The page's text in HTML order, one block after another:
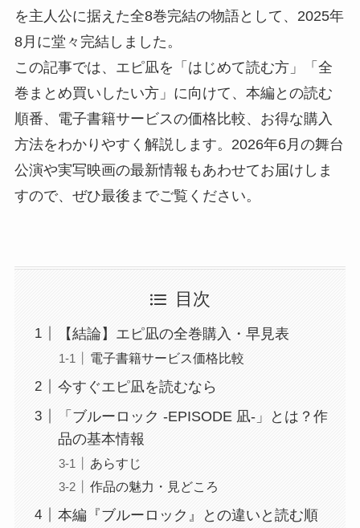
を主人公に据えた全8巻完結の物語として、2025年
8月に堂々完結しました。
この記事では、エピ凪を「はじめて読む方」「全
巻まとめ買いしたい方」に向けて、本編との読む
順番、電子書籍サービスの価格比較、お得な購入
方法をわかりやすく解説します。2026年6月の舞台
公演や実写映画の最新情報もあわせてお届けしま
すので、ぜひ最後までご覧ください。
目次
【結論】エピ凪の全巻購入・早見表
電子書籍サービス価格比較
今すぐエピ凪を読むなら
「ブルーロック -EPISODE 凪-」とは？作
品の基本情報
あらすじ
作品の魅力・見どころ
本編『ブルーロック』との違いと読む順